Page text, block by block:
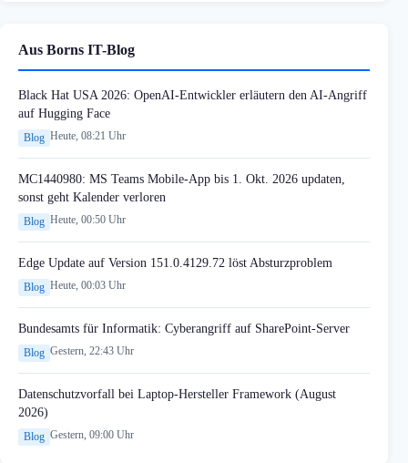
Aus Borns IT-Blog
Black Hat USA 2026: OpenAI-Entwickler erläutern den AI-Angriff
auf Hugging Face
Blog Heute, 08:21 Uhr
MC1440980: MS Teams Mobile-App bis 1. Okt. 2026 updaten,
sonst geht Kalender verloren
Blog Heute, 00:50 Uhr
Edge Update auf Version 151.0.4129.72 löst Absturzproblem
Blog Heute, 00:03 Uhr
Bundesamts für Informatik: Cyberangriff auf SharePoint-Server
Blog Gestern, 22:43 Uhr
Datenschutzvorfall bei Laptop-Hersteller Framework (August
2026)
Blog Gestern, 09:00 Uhr